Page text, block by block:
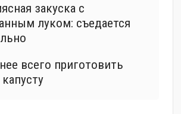
закуска с
луком: съедается
всего приготовить